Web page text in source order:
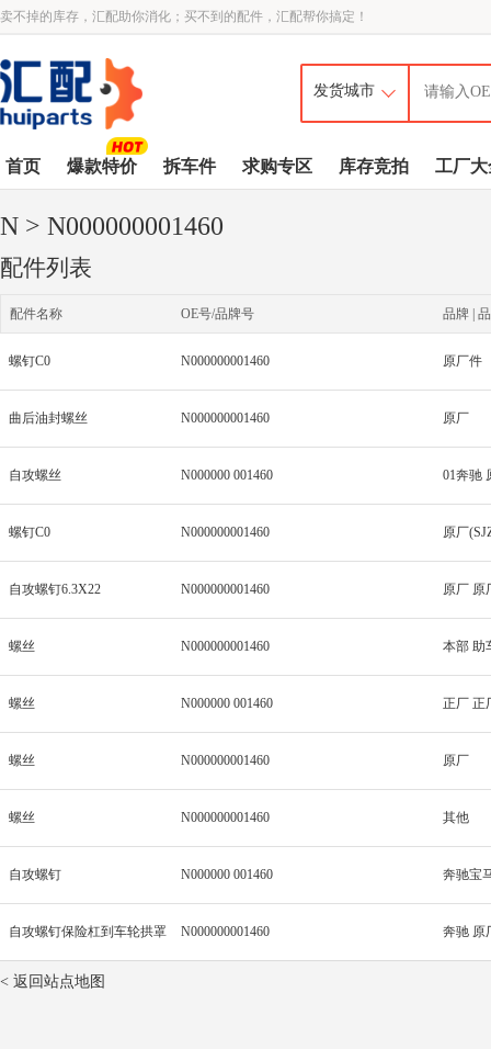
卖不掉的库存，汇配助你消化；买不到的配件，汇配帮你搞定！
首页 爆款特价 拆车件 求购专区 库存竞拍 工厂大
N > N000000001460
配件列表
配件名称 OE号/品牌号 品牌 |
螺钉C0 N000000001460 原厂件
曲后油封螺丝 N000000001460 原厂
自攻螺丝 N000000 001460 01奔驰
螺钉C0 N000000001460 原厂
自攻螺钉6.3X22 N000000001460 原厂 原
螺丝 N000000001460 本部 助
螺丝 N000000 001460 正厂 正
螺丝 N000000001460 原厂
螺丝 N000000001460 其他
自攻螺钉 N000000 001460 奔驰宝
自攻螺钉保险杠到车轮拱罩 N000000001460 奔驰 原
< 返回站点地图